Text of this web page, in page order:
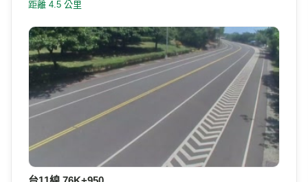
台11線 76K+150